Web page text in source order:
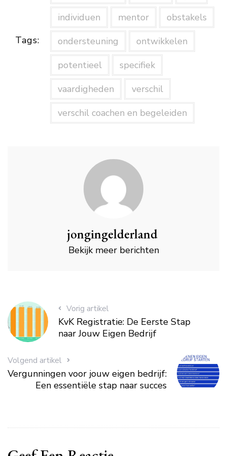
Tags:
individuen
mentor
obstakels
ondersteuning
ontwikkelen
potentieel
specifiek
vaardigheden
verschil
verschil coachen en begeleiden
jongingelderland
Bekijk meer berichten
Vorig artikel
KvK Registratie: De Eerste Stap
naar Jouw Eigen Bedrijf
Volgend artikel
Vergunningen voor jouw eigen bedrijf:
Een essentiële stap naar succes